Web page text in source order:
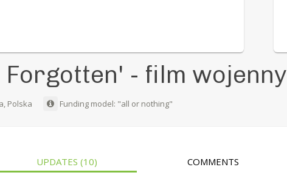
Forgotten' - film wojenny
Polska Funding model: "all or nothing"
UPDATES(10) COMMENTS